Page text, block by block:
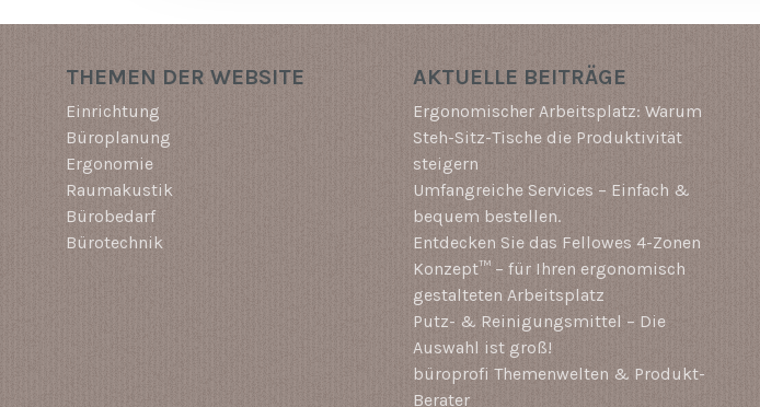
THEMEN DER WEBSITE
Einrichtung
Büroplanung
Ergonomie
Raumakustik
Bürobedarf
Bürotechnik
AKTUELLE BEITRÄGE
Ergonomischer Arbeitsplatz: Warum
Steh-Sitz-Tische die Produktivität
steigern
Umfangreiche Services – Einfach &
bequem bestellen.
Entdecken Sie das Fellowes 4-Zonen
Konzept™ – für Ihren ergonomisch
gestalteten Arbeitsplatz
Putz- & Reinigungsmittel – Die
Auswahl ist groß!
büroprofi Themenwelten & Produkt-
Berater